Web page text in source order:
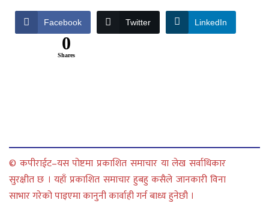
Facebook Twitter LinkedIn
0
Shares
© कपीराईट–यस पोष्टमा प्रकाशित समाचार या लेख सर्वाधिकार
सुरक्षीत छ । यहाँ प्रकाशित समाचार हुबहु कसैले जानकारी विना
साभार गरेको पाइएमा कानुनी कार्वाही गर्न बाध्य हुनेछौ ।